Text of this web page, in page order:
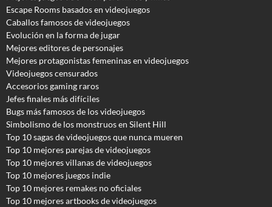
Escape Rooms basados en videojuegos
Caballos famosos de videojuegos
Evolución en la forma de jugar
Mejores editores de personajes
Mejores protagonistas femeninas en videojuegos
Videojuegos censurados
Accesorios gaming raros
Jefes finales más difíciles
Bugs más famosos de los videojuegos
Simbolismo de los monstruos en Silent Hill
Top 10 sagas de videojuegos que nunca mueren
Top 10 mejores parejas de videojuegos
Top 10 mejores villanas de videojuegos
Top 10 mejores juegos indie
Top 10 mejores remakes no oficiales
Top 10 mejores artbooks de videojuegos